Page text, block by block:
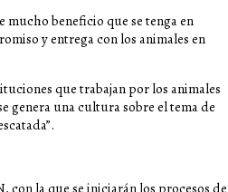
mucho beneficio que se tenga en
y entrega con los animales en
que trabajan por los animales
genera una cultura sobre el tema de